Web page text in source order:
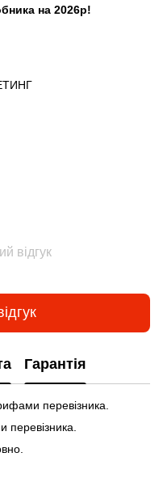
на 2026р!
відгук
Гарантія
перевізника.
перевізника.